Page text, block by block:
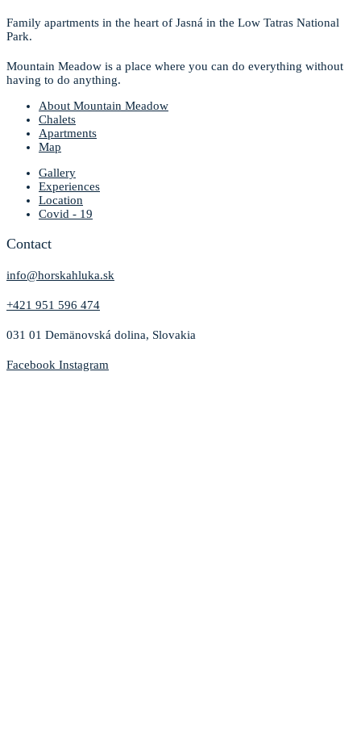
Family apartments in the heart of Jasná in the Low Tatras National
Park.
Mountain Meadow is a place where you can do everything without
having to do anything.
About Mountain Meadow
Chalets
Apartments
Map
Gallery
Experiences
Location
Covid - 19
Contact
info@horskahluka.sk
+421 951 596 474
031 01 Demänovská dolina, Slovakia
Facebook Instagram